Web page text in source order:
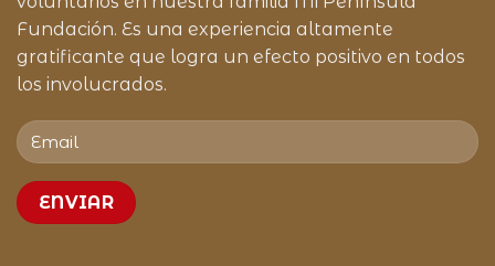
Fundación. Es una experiencia altamente
gratificante que logra un efecto positivo en todos
los involucrados.